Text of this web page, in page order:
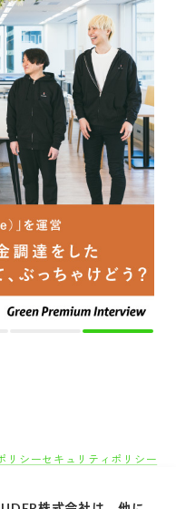
リシーセキュリティポリシー